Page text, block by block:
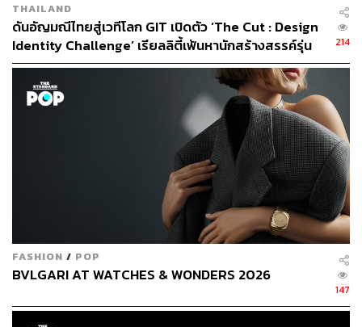
สามารถติดตาม THE STANDARD WEALTH
ผ่านแอปพลิเคชันต่างๆ ที่คุณสะดวกหรือใช้งานอยู่แล้วได้เลย
อุตสาหกรรมเพชร
420
THAILAND
ดันอัญมณีไทยสู่เวทีโลก GIT เปิดตัว ‘The Cut : Design
Identity Challenge’ เรียลลิตี้เฟ้นหานักสร้างสรรค์รุ่น
ใหม่ ปั้น Soft Power ไทย พร้อมต่อยอดธุรกิจจริง
214
FASHION / POP
BVLGARI AT WATCHES & WONDERS 2026
147